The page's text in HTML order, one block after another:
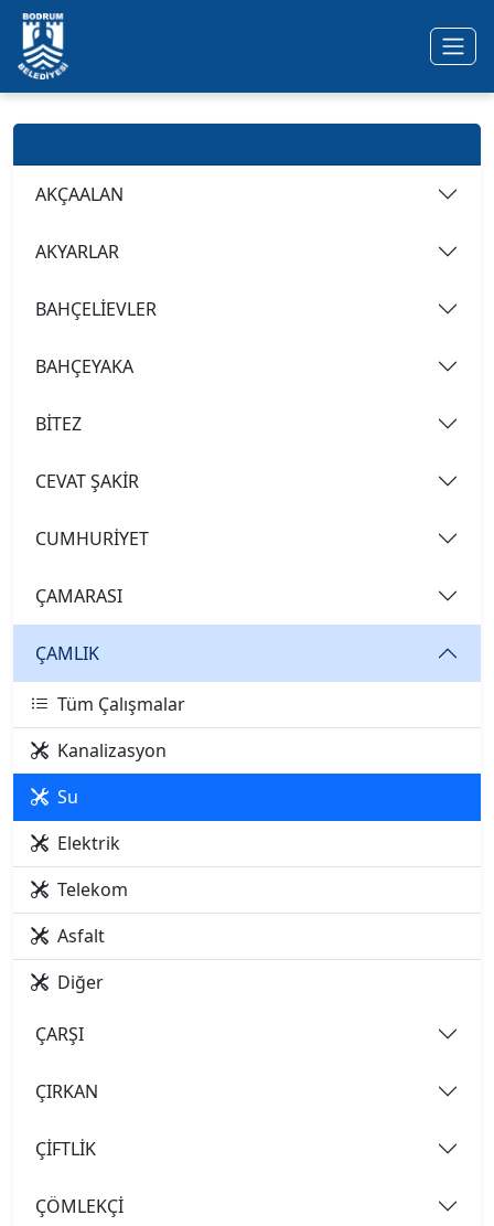
Ana içeriğe geç
AKÇAALAN
AKYARLAR
BAHÇELİEVLER
BAHÇEYAKA
BİTEZ
CEVAT ŞAKİR
CUMHURİYET
ÇAMARASI
ÇAMLIK
Tüm Çalışmalar
Kanalizasyon
Su
Elektrik
Telekom
Asfalt
Diğer
ÇARŞI
ÇIRKAN
ÇİFTLİK
ÇÖMLEKÇİ